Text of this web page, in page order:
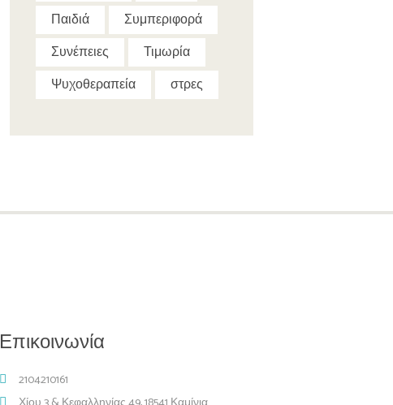
Παιδιά
Συμπεριφορά
Συνέπειες
Τιμωρία
Ψυχοθεραπεία
στρες
Επικοινωνία
2104210161